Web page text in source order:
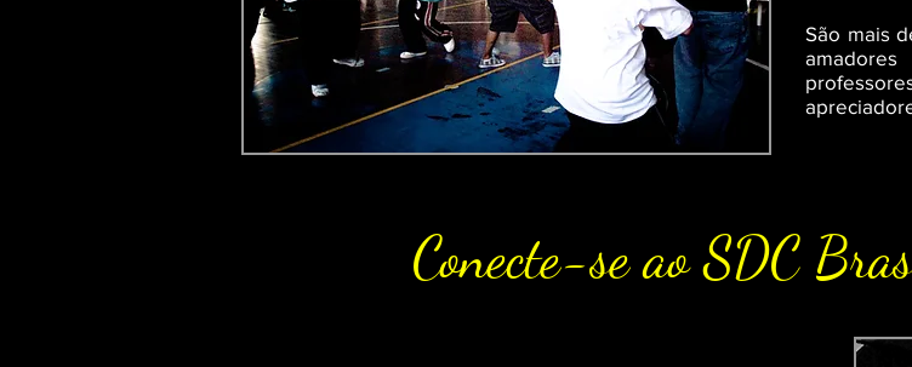
São mais
Conecte-se ao SDC